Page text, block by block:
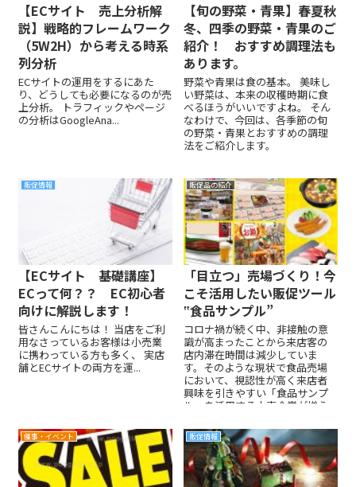
【ECサイト 売上分析解
説】戦略的フレームワーク
（5W2H）から考える時系
列分析
ECサイトの運用をするにあた
り、どうしても必要になるのが売
上分析。 トラフィックやページ
の分析はGoogleAna...
【旬の野菜・青果】春夏秋
冬、四季の野菜・青果のご
紹介！ おすすめ調理法も
あります。
野菜や青果は食の基本。 美味し
い野菜は、本来の収穫時期に食
べるほうがいいですよね。 そん
なわけで、今回は、各季節の旬
の野菜・青果とおすすめの調理
法をご紹介します。
販促情報
【ECサイト 基礎講座】
ECって何？？ EC初心者
向けに解説します！
皆さんこんにちは！ 当店をご利
用なさっているお客様は小売業
に携わっている方も多く、 実店
舗とECサイトの両方を運...
販促品の紹介
「目立つ」売場づくり！今
こそ活用したい販促ツール
‟食品サンプル”
コロナ禍が続く中、非接触の意
識が高まったことから来店客の
店内滞在時間は減少していま
す。そのような現状で食品売場
において、視認性が高く来店者
興味を引きやすい「食品サンプ
ル」を活用する小売企業が増え
「食品サンプル」の特徴やメリ
ット、及び具体的な活用方法を
解説します。
催事・イベント 販促情報